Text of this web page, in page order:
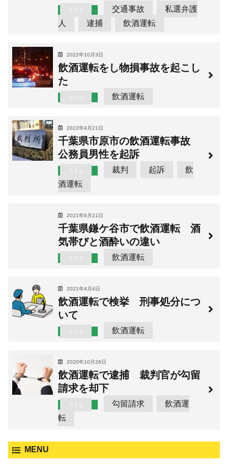
コラム 交通事故
私選弁護
人
逮捕 飲酒運転
2022年10月3日
飲酒運転をし物損事故を起こし
た
コラム 飲酒運転
2022年4月21日
千葉県市原市の飲酒運転事故
公務員男性を起訴
コラム 裁判 起訴
飲
酒運転
2021年6月21日
千葉県鎌ケ谷市で飲酒運転 酒
気帯びと酒酔いの違い
コラム 飲酒運転
2021年4月4日
飲酒運転で検挙 刑事処分につ
いて
コラム 飲酒運転
2020年10月26日
飲酒運転で逮捕 裁判官が勾留
請求を却下
コラム 勾留請求
飲酒運
転
MENU